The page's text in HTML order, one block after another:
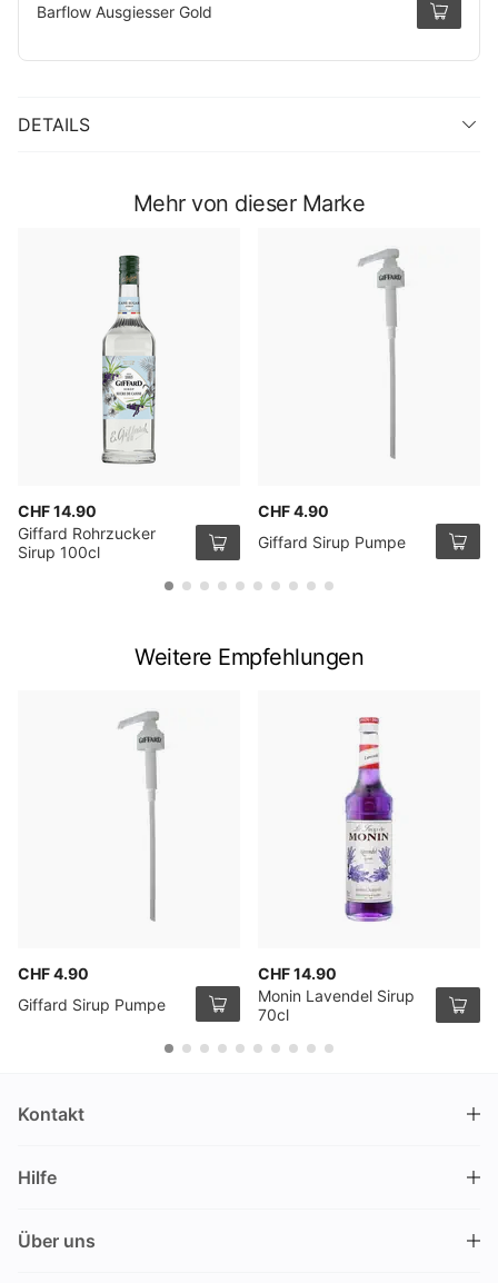
Barflow Ausgiesser Gold
DETAILS
Mehr von dieser Marke
CHF 14.90
Giffard Rohrzucker
Sirup 100cl
CHF 4.90
Giffard Sirup Pumpe
Weitere Empfehlungen
CHF 4.90
Giffard Sirup Pumpe
CHF 14.90
Monin Lavendel Sirup
70cl
Kontakt
Nüschelerstrasse 35
Schweiz
Hilfe
Über uns